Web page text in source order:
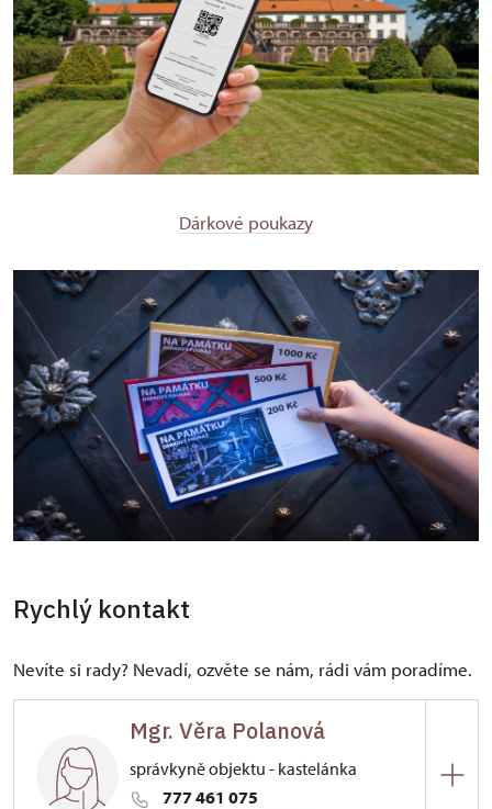
Dárkové poukazy
Rychlý kontakt
Nevíte si rady? Nevadí, ozvěte se nám, rádi vám poradíme.
Mgr. Věra Polanová
správkyně objektu - kastelánka
777 461 075